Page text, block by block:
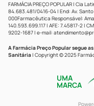
FARMÁCIA PREÇO POPULAR | Cia
84.683.481/0416-04 | End: Av.
000Farmacêutica Responsável:
140.593.699.117 | AFE: 7.45817-2 |
9202-1687 | e-mail:
A Farmácia Preço Popular segue
Sanitária | Copyright © 2025
UMA
MARCA